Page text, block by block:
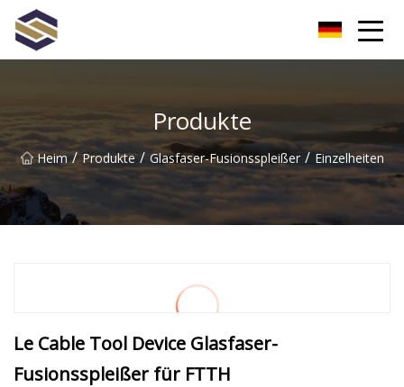
Produkte
Heim / Produkte / Glasfaser-Fusionsspleißer / Einzelheiten
Le Cable Tool Device Glasfaser-
Fusionsspleißer für FTTH